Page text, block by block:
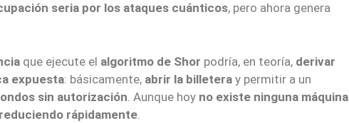
seria por los ataques cuánticos, pero ahora genera
que ejecute el algoritmo de Shor podría, en teoría, derivar
expuesta: básicamente, abrir la billetera y permitir a un
sin autorización . Aunque hoy no existe ninguna máquina
rápidamente